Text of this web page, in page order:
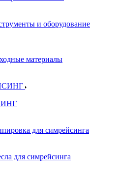
и оборудование
материалы
для симрейсинга
для симрейсинга